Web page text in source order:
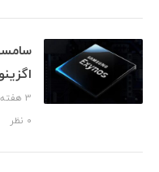
3 هفته قبل
۰ نظر